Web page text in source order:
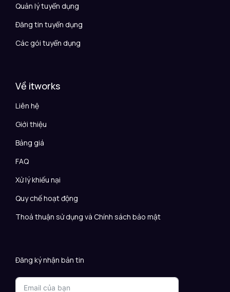
Quản lý tuyển dụng
Đăng tin tuyển dụng
Các gói tuyển dụng
Về itworks
Liên hệ
Giới thiệu
Bảng giá
FAQ
Xử lý khiếu nại
Quy chế hoạt động
Thoả thuận sử dụng và Chính sách bảo mật
Đăng ký nhận bản tin